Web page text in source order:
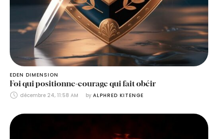
EDEN DIMENSION
Foi qui positionne-courage qui fait obéir
décembre 24, 11:58 AM by ALPHRED KITENGE